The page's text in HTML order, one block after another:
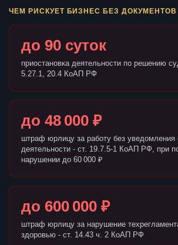
ЧЕМ РИСКУЕТ БИЗНЕС БЕЗ ДОКУМЕНТОВ
до 90 суток
приостановка деятельности по решению
5.27.1, 20.4 КоАП РФ
до 48 000 ₽
штраф юрлицу за работу без уведомления
деятельности - ст. 19.7.5-1 КоАП РФ, при
нарушении до 60 000 ₽
до 600 000 ₽
штраф юрлицу за нарушение
здоровью - ст. 14.43 ч. 2 КоАП РФ